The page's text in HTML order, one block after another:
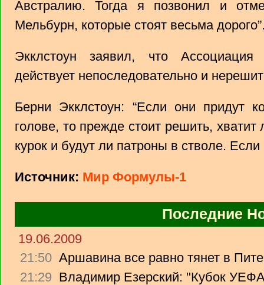
Австралию. Тогда я позвонил и
Мельбурн, которые стоят весьма
Экклстоун заявил, что
действует непоследовательно и
Берни Экклстоун: “Если они придут
голове, то прежде стоит решить,
курок и будут ли патроны в стволе. Если
Источник: Мир Формулы-1
Последние
19.06.2009
21:50 Аршавина все равно тянет в
21:29 Владимир Езерский: "Кубок